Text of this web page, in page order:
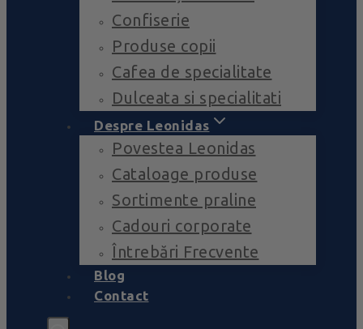
Confiserie
Produse copii
Cafea de specialitate
Dulceata si specialitati
Despre Leonidas
Povestea Leonidas
Cataloage produse
Sortimente praline
Cadouri corporate
Întrebări Frecvente
Blog
Contact